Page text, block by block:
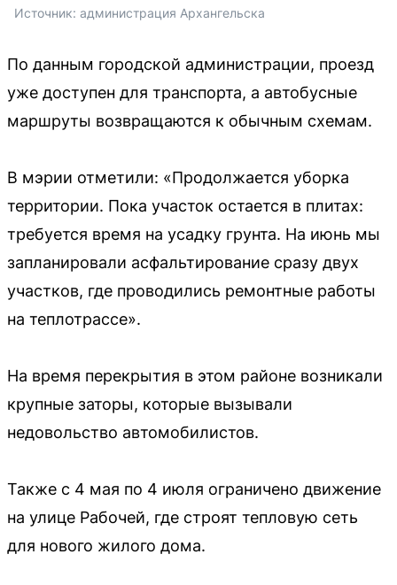
Источник: администрация Архангельска
По данным городской администрации, проезд
уже доступен для транспорта, а автобусные
маршруты возвращаются к обычным схемам.
В мэрии отметили: «Продолжается уборка
территории. Пока участок остается в плитах:
требуется время на усадку грунта. На июнь мы
запланировали асфальтирование сразу двух
участков, где проводились ремонтные работы
на теплотрассе».
На время перекрытия в этом районе возникали
крупные заторы, которые вызывали
недовольство автомобилистов.
Также с 4 мая по 4 июля ограничено движение
на улице Рабочей, где строят тепловую сеть
для нового жилого дома.